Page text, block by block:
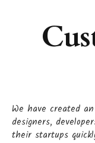
We have created
designers,
their startups